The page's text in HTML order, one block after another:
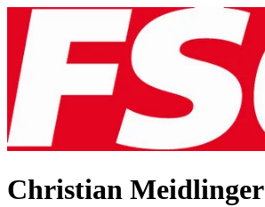
Christian Meidlinger